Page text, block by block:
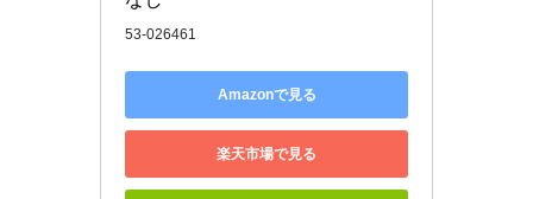
53-026461
Amazonで見る
楽天市場で見る